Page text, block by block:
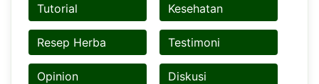
Tutorial Kesehatan
Resep Herba Testimoni
Opinion Diskusi